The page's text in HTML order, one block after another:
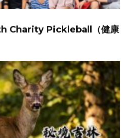
Charity Pickleball（健康